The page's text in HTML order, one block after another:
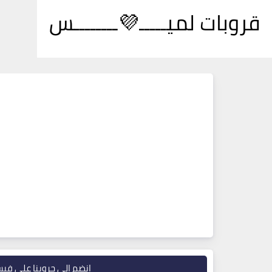
قروبات لميـــــ💜ــــــــس
انضم إلى جروبنا على